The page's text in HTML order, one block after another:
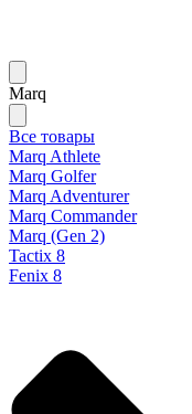
Marq
Все товары
Marq Athlete
Marq Golfer
Marq Adventurer
Marq Commander
Marq (Gen 2)
Tactix 8
Fenix 8